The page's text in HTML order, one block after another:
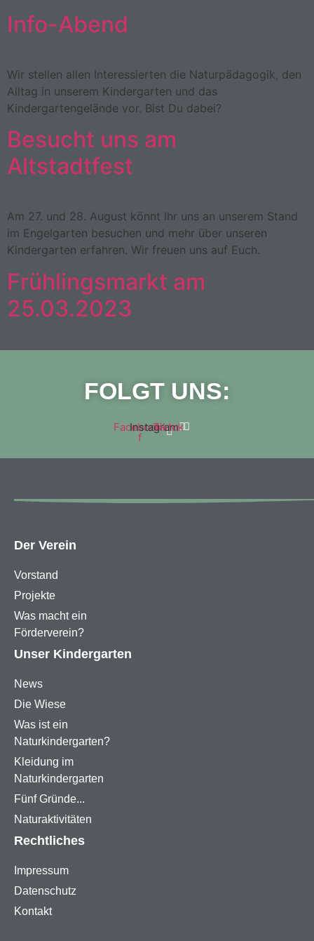
Info-Abend
Wir stellen allen Interessierten die Naturpädagogik, den
Alltag in unserem Kindergarten und das
Kindergartengelände vor. Bist Du dabei?
Besucht uns am
Altstadtfest
Am 27. und 28. August könnt Ihr uns an unserem Stand
im Engelgarten besuchen und mehr über unseren
Kindergarten erfahren. Wir freuen uns auf Euch.
Frühlingsmarkt am
25.03.2023
FOLGT UNS:
Facebook-
f
Instagram
Tiktok
Der Verein
Vorstand
Projekte
Was macht ein
Förderverein?
Unser Kindergarten
News
Die Wiese
Was ist ein
Naturkindergarten?
Kleidung im
Naturkindergarten
Fünf Gründe...
Naturaktivitäten
Rechtliches
Impressum
Datenschutz
Kontakt